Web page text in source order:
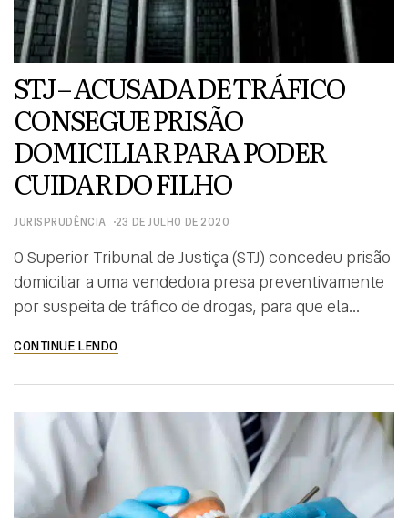
STJ – ACUSADA DE TRÁFICO
CONSEGUE PRISÃO
DOMICILIAR PARA PODER
CUIDAR DO FILHO
JURISPRUDÊNCIA 23 DE JULHO DE 2020
O Superior Tribunal de Justiça (STJ) concedeu prisão
domiciliar a uma vendedora presa preventivamente
por suspeita de tráfico de drogas, para que ela
enquanto aguarda o desenrolar do processo. A
decisão do presidente do tribunal, ministro João
CONTINUE LENDO